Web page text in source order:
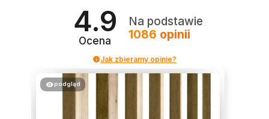
4.9
Ocena
Na podstawie
1086 opinii
Jak zbieramy opinie?
podgląd